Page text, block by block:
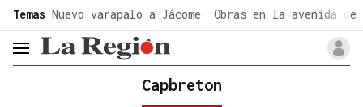
Temas Nuevo varapalo a Jácome Obras en la avenida de
header.menu.open
Capbreton